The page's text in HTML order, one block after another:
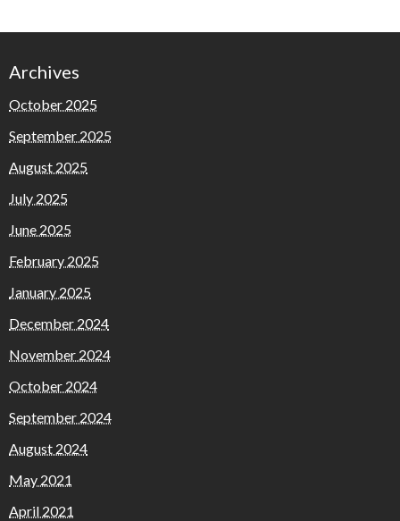
Archives
October 2025
September 2025
August 2025
July 2025
June 2025
February 2025
January 2025
December 2024
November 2024
October 2024
September 2024
August 2024
May 2021
April 2021